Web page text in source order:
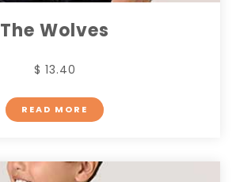
The Wolves
$ 13.40
READ MORE